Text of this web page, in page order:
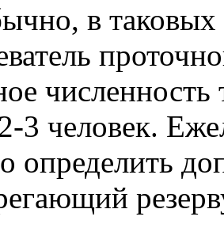
в таковых
3 человек.
определить